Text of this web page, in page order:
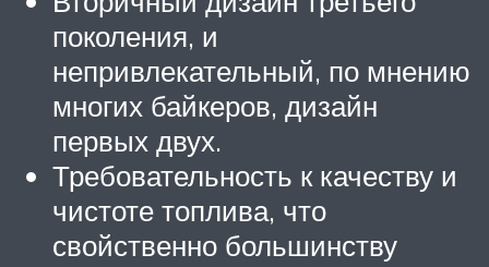
поколения, и
непривлекательный, по мнению
многих байкеров, дизайн
первых двух.
Требовательность к качеству и
чистоте топлива, что
свойственно большинству